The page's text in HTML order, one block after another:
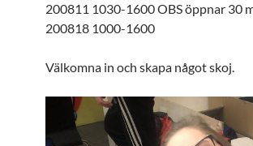
200811 1030-1600 OBS öppnar 30
200818 1000-1600
Välkomna in och skapa något skoj.